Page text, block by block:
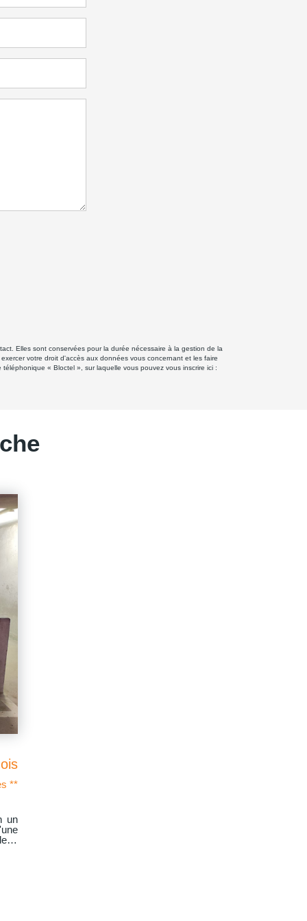
Elles sont conservées pour la durée nécessaire à la gestion de la
votre droit d'accès aux données vous concernant et les faire
« Bloctel », sur laquelle vous pouvez vous inscrire ici :
**
un